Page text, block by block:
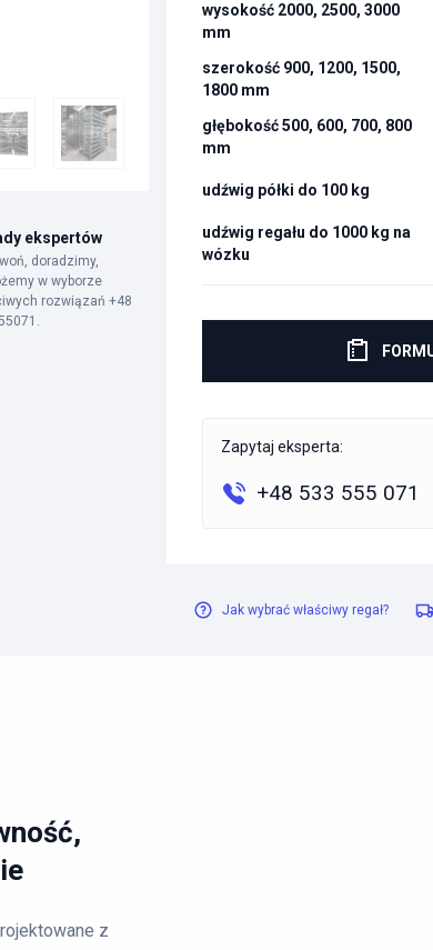
ekspertów
doradzimy,
w wyborze
rozwiązań +48
wysokość 2000, 2500, 3000
mm
szerokość 900, 1200, 1500,
1800 mm
głębokość 500, 600, 700, 800
mm
udźwig półki do 100 kg
udźwig regału do 1000 kg na
wózku
Zapytaj eksperta:
+48 533 555 071
Jak wybrać właściwy regał?
z